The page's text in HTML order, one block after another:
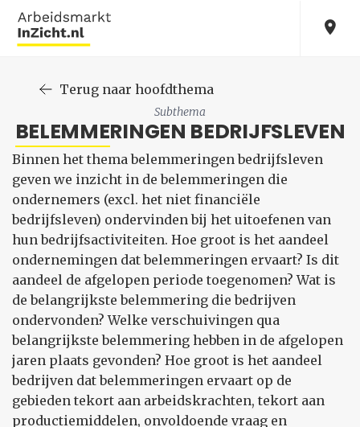
Terug naar hoofdthema
Subthema
BELEMMERINGEN BEDRIJFSLEVEN
Binnen het thema belemmeringen bedrijfsleven
geven we inzicht in de belemmeringen die
ondernemers (excl. het niet financiële
bedrijfsleven) ondervinden bij het uitoefenen van
hun bedrijfsactiviteiten. Hoe groot is het aandeel
ondernemingen dat belemmeringen ervaart? Is dit
aandeel de afgelopen periode toegenomen? Wat is
de belangrijkste belemmering die bedrijven
ondervonden? Welke verschuivingen qua
belangrijkste belemmering hebben in de afgelopen
jaren plaats gevonden? Hoe groot is het aandeel
bedrijven dat belemmeringen ervaart op de
gebieden tekort aan arbeidskrachten, tekort aan
productiemiddelen, onvoldoende vraag en